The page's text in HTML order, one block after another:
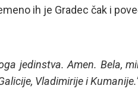
ih je Gradec čak i
jedinstva. Amen. Bela,
Vladimirije i